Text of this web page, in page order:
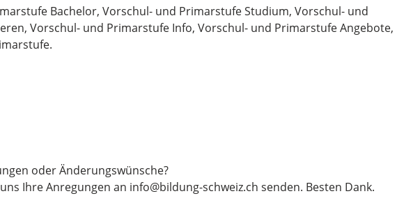
Bachelor, Vorschul- und Primarstufe Studium, Vorschul- und
Vorschul- und Primarstufe Info, Vorschul- und Primarstufe Angebote,
oder Änderungswünsche?
Ihre Anregungen an info@bildung-schweiz.ch senden. Besten Dank.